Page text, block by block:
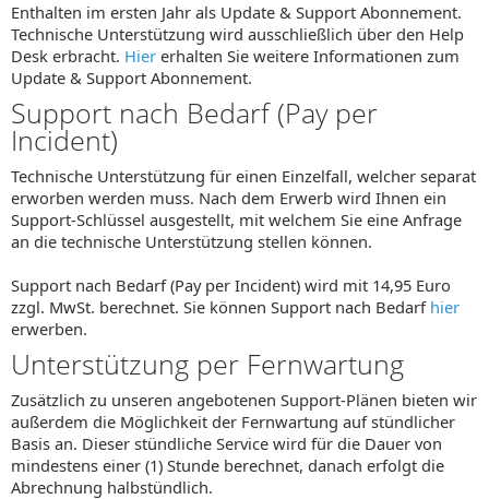
Enthalten im ersten Jahr als Update & Support Abonnement.
Technische Unterstützung wird ausschließlich über den Help
Desk erbracht. Hier erhalten Sie weitere Informationen zum
Update & Support Abonnement.
Support nach Bedarf (Pay per
Incident)
Technische Unterstützung für einen Einzelfall, welcher separat
erworben werden muss. Nach dem Erwerb wird Ihnen ein
Support-Schlüssel ausgestellt, mit welchem Sie eine Anfrage
an die technische Unterstützung stellen können.
Support nach Bedarf (Pay per Incident) wird mit 14,95 Euro
zzgl. MwSt. berechnet. Sie können Support nach Bedarf hier
erwerben.
Unterstützung per Fernwartung
Zusätzlich zu unseren angebotenen Support-Plänen bieten wir
außerdem die Möglichkeit der Fernwartung auf stündlicher
Basis an. Dieser stündliche Service wird für die Dauer von
mindestens einer (1) Stunde berechnet, danach erfolgt die
Abrechnung halbstündlich.